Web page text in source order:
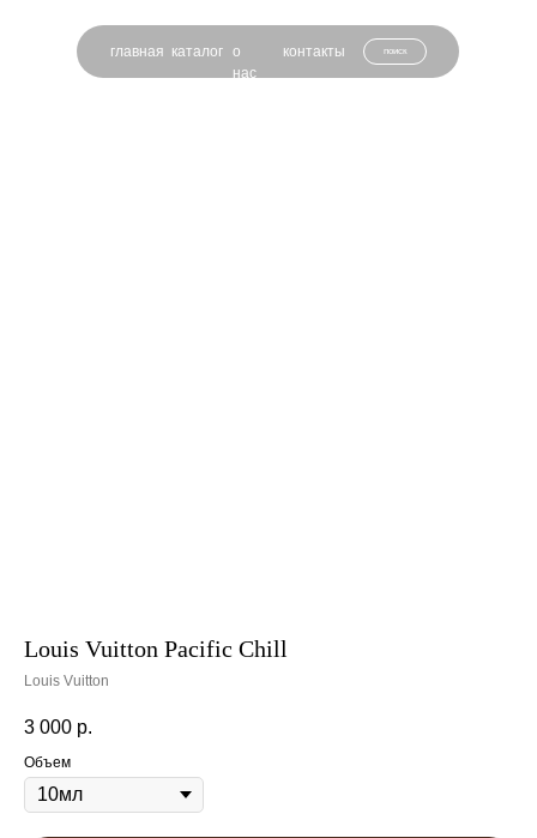
поиск
главная каталог о
нас
контакты
Louis Vuitton Pacific Chill
Louis Vuitton
3 000 р.
Объем